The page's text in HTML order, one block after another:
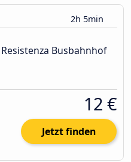
2h 5min
Busbahnhof
12 €
Jetzt finden